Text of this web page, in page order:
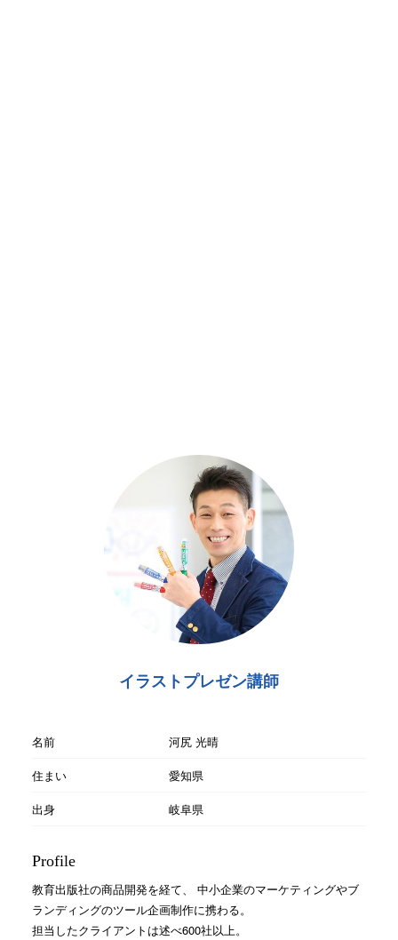
イラストプレゼン講師
名前
河尻 光晴
住まい
愛知県
出身
岐阜県
Profile
教育出版社の商品開発を経て、 中小企業のマーケティングやブ
ランディングのツール企画制作に携わる。
担当したクライアントは述べ600社以上。